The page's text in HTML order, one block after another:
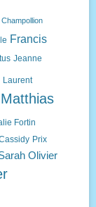
Champollion
Francis
Jeanne
Laurent
Matthias
Fortin
Prix
Olivier